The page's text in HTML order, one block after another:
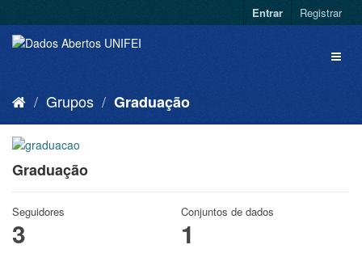
Entrar Registrar
Grupos Graduação
Graduação
Seguidores
3
Conjuntos de dados
1